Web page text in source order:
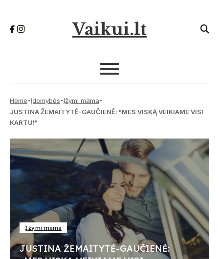
Vaikui.lt
Home-Įdomybės-Įžymi mama-
JUSTINA ŽEMAITYTĖ-GAUČIENĖ: "MES VISKĄ VEIKIAME VISI
KARTU!"
Įžymi mama
JUSTINA ŽEMAITYTĖ-GAUČIENĖ: